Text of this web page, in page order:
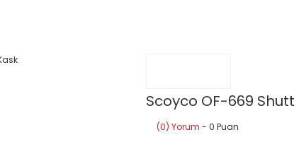
Scoyco OF-669
(0) Yorum - 0 Puan